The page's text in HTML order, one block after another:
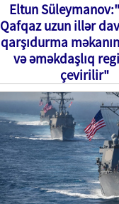
Eltun
Qafqaz uzun illər
qarşıdurma
və əməkdaşlıq
çevirilir"